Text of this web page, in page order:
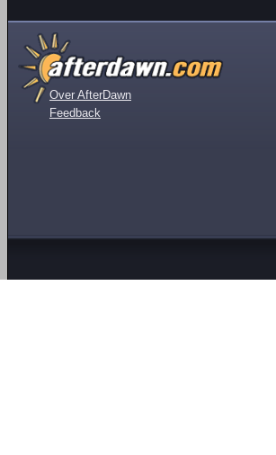
Over AfterDawn
Feedback